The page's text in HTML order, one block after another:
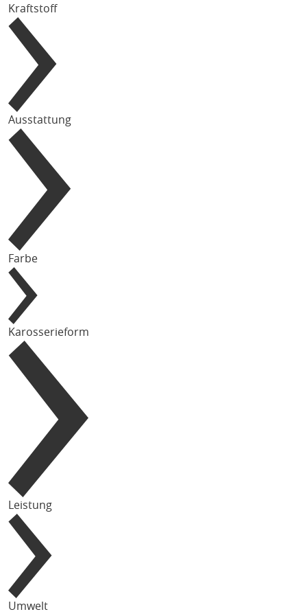
Kraftstoff
Ausstattung
Farbe
Karosserieform
Leistung
Umwelt